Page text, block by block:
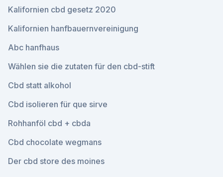
Kalifornien cbd gesetz 2020
Kalifornien hanfbauernvereinigung
Abc hanfhaus
Wählen sie die zutaten für den cbd-stift
Cbd statt alkohol
Cbd isolieren für que sirve
Rohhanföl cbd + cbda
Cbd chocolate wegmans
Der cbd store des moines